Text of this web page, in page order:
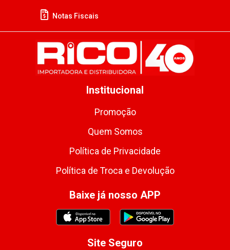
Notas Fiscais
Institucional
Promoção
Quem Somos
Política de Privacidade
Política de Troca e Devolução
Baixe já nosso APP
Site Seguro